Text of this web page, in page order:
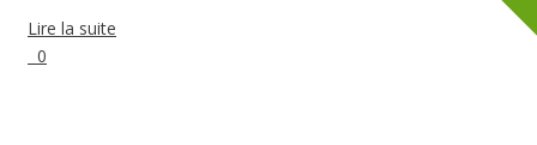
Lire la suite
0